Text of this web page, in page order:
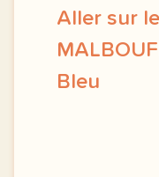
Aller sur
Bleu